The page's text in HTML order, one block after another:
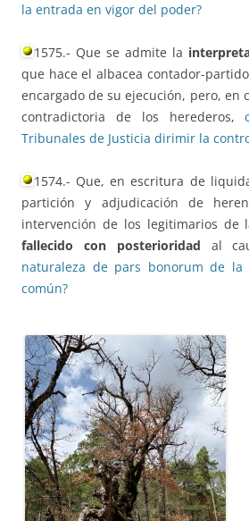
la entrada en vigor del poder?
1575.- Que se admite la
que hace el albacea contador-
encargado de su ejecución, pero, en
contradictoria de los herederos,
Tribunales de Justicia dirimir la
1574.- Que, en escritura de
partición y adjudicación de
intervención de los legitimarios de
fallecido con posterioridad al
naturaleza de pars bonorum de la
común?